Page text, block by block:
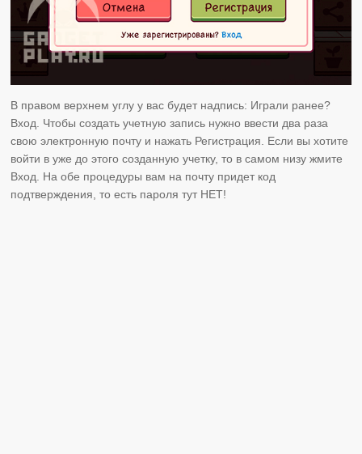
В правом верхнем углу у вас будет надпись: Играли ранее?
Вход. Чтобы создать учетную запись нужно ввести два раза
свою электронную почту и нажать Регистрация. Если вы хотите
войти в уже до этого созданную учетку, то в самом низу жмите
Вход. На обе процедуры вам на почту придет код
подтверждения, то есть пароля тут НЕТ!